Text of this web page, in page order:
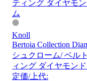
Knoll
Bertoia Collection
シュクローム/ ベル
ィング ダイヤモン
定価/上代: